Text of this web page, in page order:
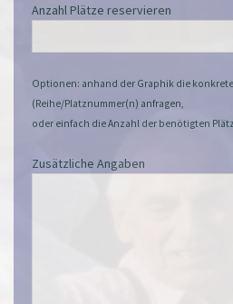
Anzahl Plätze reservieren
Optionen: anhand der Graphik die
(Reihe/Platznummer(n) anfragen,
oder einfach die Anzahl der benötigten
Zusätzliche Angaben